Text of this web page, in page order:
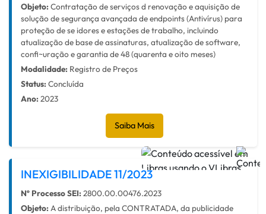
Objeto: Contratação de serviços d renovação e aquisição de
solução de segurança avançada de endpoints (Antivírus) para
proteção de se idores e estações de trabalho, incluindo
atualização de base de assinaturas, atualização de software,
confi~uração e garantia de 48 (quarenta e oito meses)
Modalidade: Registro de Preços
Status: Concluída
Ano: 2023
Saiba Mais
INEXIGIBILIDADE 11/2023
Nº Processo SEI: 2800.00.00476.2023
Objeto: A distribuição, pela CONTRATADA, da publicidade